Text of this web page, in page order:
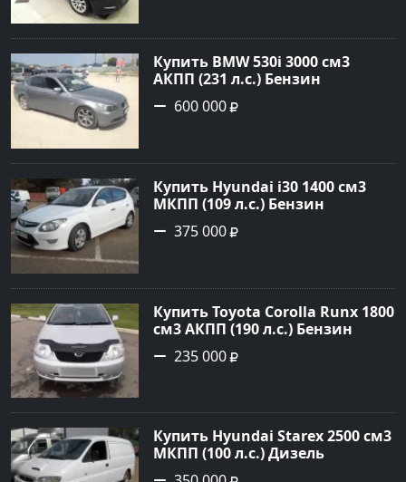
сайте Авторынок23
Купить BMW 530i 3000 см3
АКПП (231 л.с.) Бензин
инжектор в Новороссийск:
цвет серый Седан 2004 года по
Авторынок23
600 000
Купить Hyundai i30 1400 см3
МКПП (109 л.с.) Бензин
инжектор в Кропоткин: цвет
белый Хетчбэк 2011 года по
Авторынок23
375 000
Купить Toyota Corolla Runx 1800
см3 АКПП (190 л.с.) Бензин
инжектор в Тихорецк: цвет
Серый Хетчбэк 2002 года по
Авторынок23
235 000
Купить Hyundai Starex 2500 см3
МКПП (100 л.с.) Дизель
турбонаддув в Краснодар: